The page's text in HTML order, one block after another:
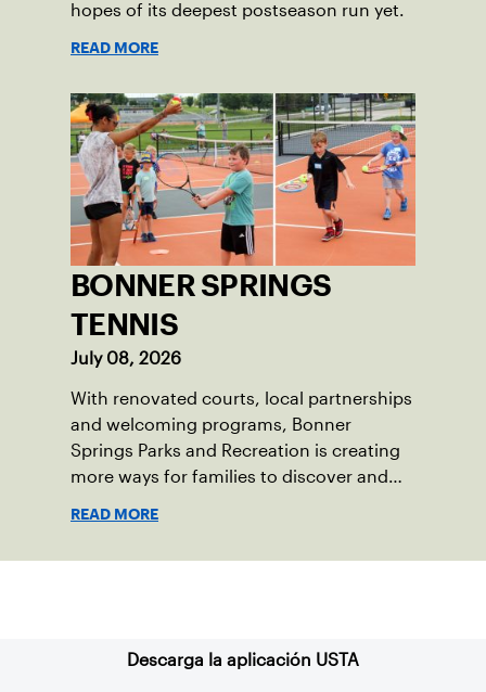
hopes of its deepest postseason run yet.
READ MORE
BONNER SPRINGS
TENNIS
July 08, 2026
With renovated courts, local partnerships
and welcoming programs, Bonner
Springs Parks and Recreation is creating
more ways for families to discover and
READ MORE
Descarga la aplicación USTA